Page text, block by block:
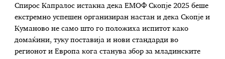
Спирос Капралос истакна дека ЕМОФ Скопје 2025 беше
екстремно успешен организиран настан и дека Скопје и
Куманово не само што го положиха испитот како
домаќини, туку поставија и нови стандарди во
регионот и Европа кога станува збор за младинските